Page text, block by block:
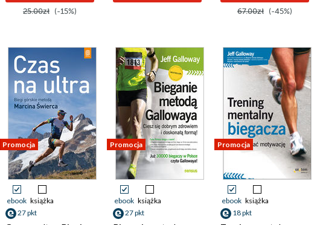
25.00zł (-15%) 67.00zł (-45%)
Promocja
ebook książka
27 pkt
Promocja
ebook książka
27 pkt
Promocja
ebook książka
18 pkt